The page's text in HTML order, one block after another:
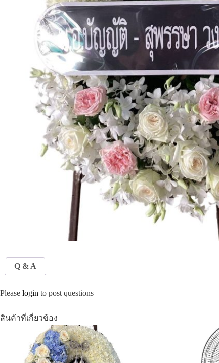
Q & A
Please login to post questions
สินค้าที่เกี่ยวข้อง